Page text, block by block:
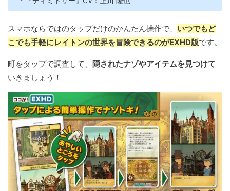
スマホならではのタップだけのかんたん操作で、 いつでもど
こでも手軽にレイトンの世界を冒険できるのがEXHD版です。
町をタップで調査して、
隠されたナゾやアイテムを見つけて
いきましょう！